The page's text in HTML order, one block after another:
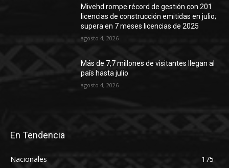
Mivehd rompe récord de gestión con 201
licencias de construcción emitidas en julio;
supera en 7 meses licencias de 2025
agosto 4, 2026
Más de 7,7 millones de visitantes llegan al
país hasta julio
agosto 4, 2026
En Tendencia
Nacionales
175